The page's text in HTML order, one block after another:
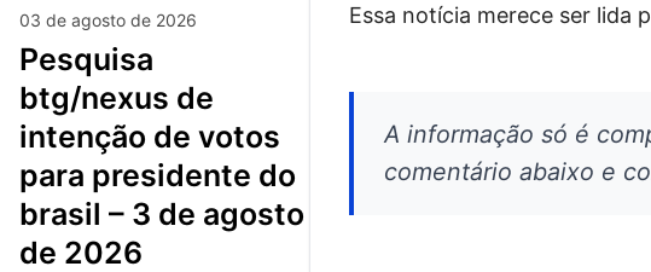
03 de agosto de 2026
pesquisa
btg/nexus de
intenção de votos
para presidente do
brasil – 3 de agosto
de 2026
Essa notícia merece ser lida
A informação só é
comentário abaixo e